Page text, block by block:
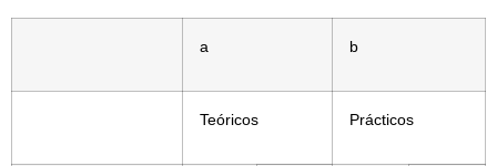
a b
Teóricos Prácticos